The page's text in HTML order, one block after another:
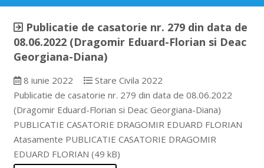
Publicatie de casatorie nr. 279 din data de
08.06.2022 (Dragomir Eduard-Florian si Deac
Georgiana-Diana)
8 iunie 2022
Stare Civila 2022
Publicatie de casatorie nr. 279 din data de 08.06.2022
(Dragomir Eduard-Florian si Deac Georgiana-Diana)
PUBLICATIE CASATORIE DRAGOMIR EDUARD FLORIAN
Atasamente PUBLICATIE CASATORIE DRAGOMIR
EDUARD FLORIAN (49 kB)